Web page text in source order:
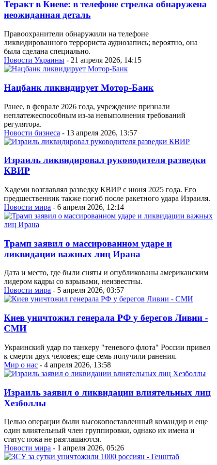
Теракт в Киеве: в телефоне стрелка обнаружена
неожиданная деталь
Правоохранители обнаружили на телефоне
ликвидированного террориста аудиозапись; вероятно, она
была сделана специально.
Новости Украины - 21 апреля 2026, 14:15
Нацбанк ликвидирует Мотор-Банк
Ранее, в феврале 2026 года, учреждение признали
неплатежеспособным из-за невыполнения требований
регулятора.
Новости бизнеса - 13 апреля 2026, 13:57
Израиль ликвидировал руководителя разведки
КВИР
Хадеми возглавлял разведку КВИР с июня 2025 года. Его
предшественник также погиб после ракетного удара Израиля.
Новости мира - 6 апреля 2026, 12:14
Трамп заявил о массированном ударе и
ликвидации важных лиц Ирана
Дата и место, где были сняты и опубликованы американским
лидером кадры со взрывами, неизвестны.
Новости мира - 5 апреля 2026, 03:57
Киев уничтожил генерала РФ у берегов Ливии -
СМИ
Украинский удар по танкеру "теневого флота" России привел
к смерти двух человек; еще семь получили ранения.
Мир о нас - 4 апреля 2026, 13:58
Израиль заявил о ликвидации влиятельных лиц
Хезболлы
Целью операции были высокопоставленный командир и еще
один влиятельный член группировки, однако их имена и
статус пока не разглашаются.
Новости мира - 1 апреля 2026, 05:26